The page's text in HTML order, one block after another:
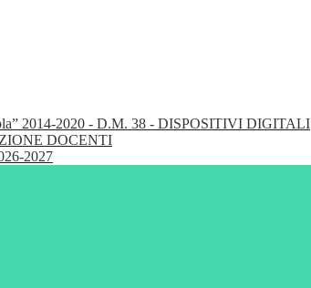
2014-2020 - D.M. 38 - DISPOSITIVI DIGITALI
DOCENTI
2027